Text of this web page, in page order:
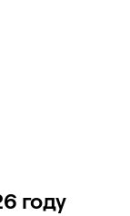
году